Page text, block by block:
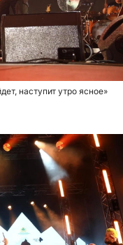
наступит утро ясное»